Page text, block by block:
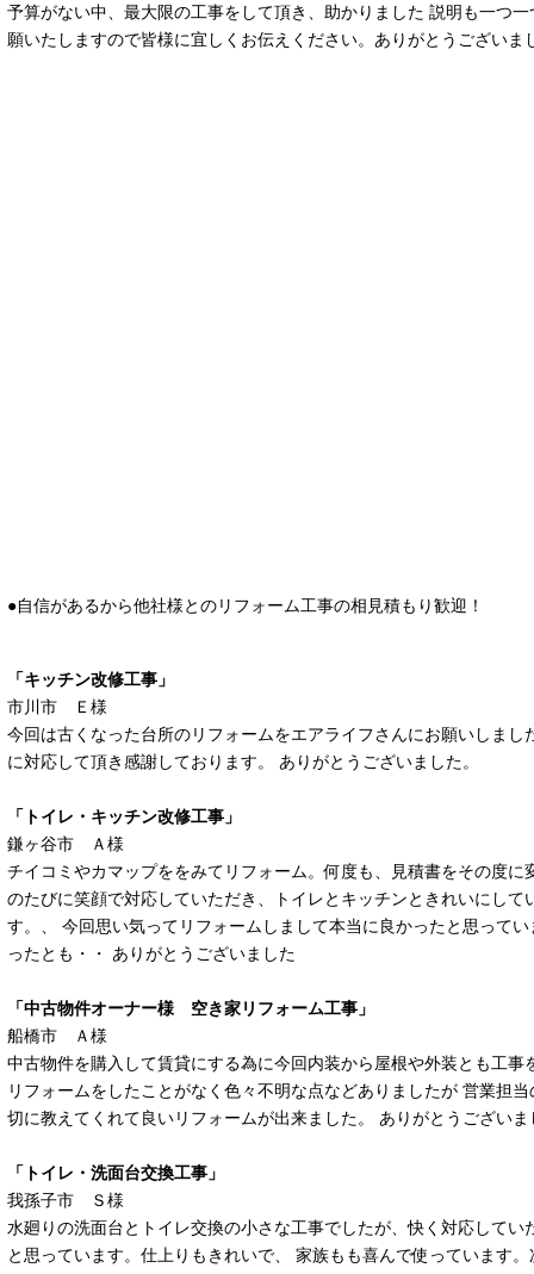
予算がない中、最大限の工事をして頂き、助かりました 説明も一つ
願いたしますので皆様に宜しくお伝えください。ありがとうございま
●自信があるから他社様とのリフォーム工事の相見積もり歓迎！
「キッチン改修工事」
市川市 Ｅ様
今回は古くなった台所のリフォームをエアライフさんにお願いしまし
に対応して頂き感謝しております。 ありがとうございました。
「トイレ・キッチン改修工事」
鎌ヶ谷市 Ａ様
チイコミやカマップををみてリフォーム。何度も、見積書をその度に
のたびに笑顔で対応していただき、トイレとキッチンときれいにして
す。、 今回思い気ってリフォームしまして本当に良かったと思って
ったとも・・ ありがとうございました
「中古物件オーナー様 空き家リフォーム工事」
船橋市 Ａ様
中古物件を購入して賃貸にする為に今回内装から屋根や外装とも工事
リフォームをしたことがなく色々不明な点などありましたが 営業担
切に教えてくれて良いリフォームが出来ました。 ありがとうございま
「トイレ・洗面台交換工事」
我孫子市 Ｓ様
水廻りの洗面台とトイレ交換の小さな工事でしたが、快く対応してい
と思っています。仕上りもきれいで、 家族もも喜んで使っています